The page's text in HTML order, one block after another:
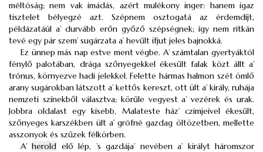
méltóság; nem vak imádás, azért mulékony inger: hanem igaz
tisztelet bélyegzé azt. Szépnem osztogatá az érdemdíjt,
példázatáúl a’ durvább erőn győző szépségnek; így nem ritkán
tevé egy pár szem’ sugárzata a’ hevűlt ifjut jeles bajnokká.
Ez ünnep más nap estve ment végbe. A’ számtalan gyertyáktól
fénylő palotában, drága szőnyegekkel ékesűlt falak közt állt a’
trónus, környezve hadi jelekkel. Felette hármas halmon szét ömlő
arany sugárokban látszott a’ kettős kereszt, ott ült a’ király, ruhája
nemzeti színekből választva; körűle vegyest a’ vezérek és urak.
Jobbra oldalast egy kisebb, Malateste ház’ czimjeivel ékesűlt,
szőnyeges karszékben ült a’ grófné gazdag öltözetben, mellette
asszonyok és szűzek félkörben.
A’herold elő lép, ’s gazdája’ nevében a’ királyt háromszor